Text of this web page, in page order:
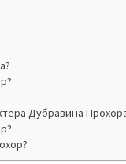
Дубравина